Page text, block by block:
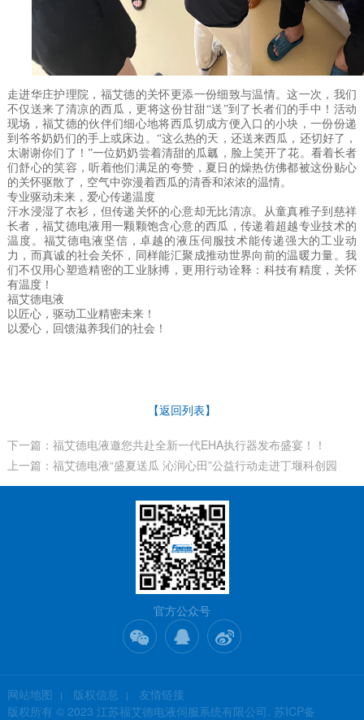
走进华庄护理院，福艾德的关怀更添一份细致与温情。这一次，我们
不仅送来了清凉的西瓜，更将这份甘甜“送”到了长者们的手中！活动
现场，福艾德的伙伴们细心地将西瓜切成方便入口的小块，一份份递
到爷爷奶奶们的手上或床边。“这么热的天，还送来西瓜，还切好了，
太谢谢你们了！”一位奶奶尝着清甜的瓜瓤，脸上笑开了花。看着长者
们舒心的笑容，听着他们满足的夸赞，夏日的燥热仿佛都被这份贴心
的关怀驱散了，空气中弥漫着西瓜的清香和浓浓的温情。
专业驱动未来，爱心传递温度
汗水浸湿了衣衫，但传递关怀的心意却无比清凉。从童真稚子到慈祥
长者，福艾德电液用一颗颗饱含心意的西瓜，传递着超越专业技术的
温度。福艾德电液坚信，卓越的液压伺服技术能传递强大的工业动
力，而真诚的社会关怀，同样能汇聚成推动世界向前的温暖力量。我
们不仅用心塑造精密的工业脉搏，更用行动诠释：科技有精度，关怀
有温度！
福艾德电液
以匠心，驱动工业精密未来！
以爱心，回馈滋养我们的社会！
【返回列表】
下一篇：福艾德电液邀您共赴全新一代EHA执行器发布盛宴！！
上一篇：福艾德电液“盛夏送瓜 沁润心田”公益行动走进丁堰科创园
官方公众号
网站地图 版权信息
友情链接
版权所有 © 2023 江苏福艾德电液伺服系统有限公司. 苏ICP备